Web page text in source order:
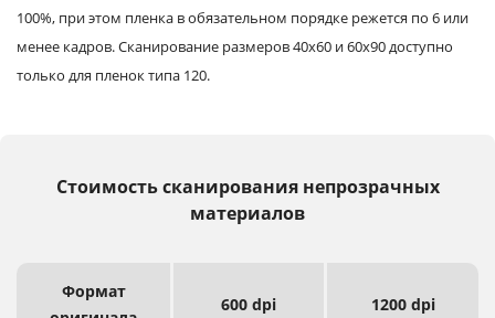
100%, при этом пленка в обязательном порядке режется по 6 или
менее кадров.Сканирование размеров 40х60 и 60х90 доступно
только для пленок типа 120.
Стоимость сканирования непрозрачных
материалов
Формат
600 dpi 1200 dpi